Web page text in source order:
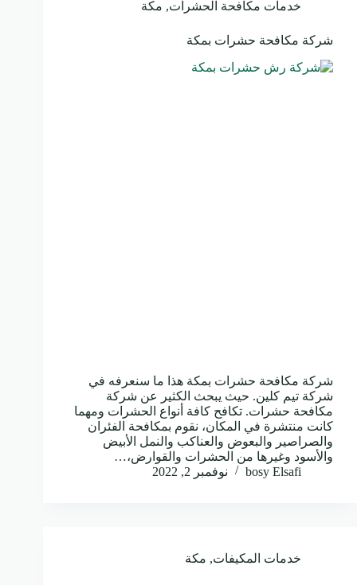
خدمات مكافحة الحشرات, مكة
شركة مكافحة حشرات بمكة
شركة مكافحة حشرات بمكة هذا ما سنعرفه في
شركة تيم كلين. حيث يبحث الكثير عن شركة
مكافحة حشرات. تكافح كافة أنواع الحشرات ومهما
كانت منتشرة في المكان، نقوم بمكافحة الفئران
والصراصير والبعوض والعناكب والنمل الأبيض
والأسود وغيرها من الحشرات والقوارض،…
bosy Elsafi
نوفمبر 2, 2022
خدمات المكيفات, مكة